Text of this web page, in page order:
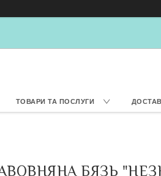
ТОВАРИ ТА ПОСЛУГИ
БЯЗЬ